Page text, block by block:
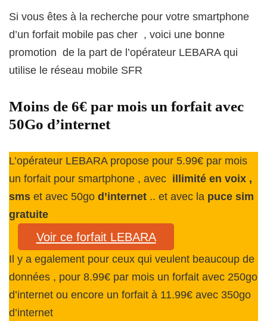
Si vous êtes à la recherche pour votre smartphone
d’un forfait mobile pas cher , voici une bonne
promotion de la part de l’opérateur LEBARA qui
utilise le réseau mobile SFR
Moins de 6€ par mois un forfait avec
50Go d’internet
L’opérateur LEBARA propose pour 5.99€ par mois
un forfait pour smartphone , avec illimité en voix ,
sms et avec 50go d’internet .. et avec la puce sim
gratuite
Voir ce forfait LEBARA
Il y a egalement pour ceux qui veulent beaucoup de
données , pour 8.99€ par mois un forfait avec 250go
d’internet ou encore un forfait à 11.99€ avec 350go
d’internet